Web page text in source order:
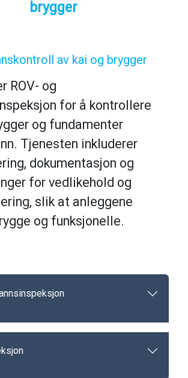
brygger
av kai og brygger
ROV- og
for å kontrollere
og fundamenter
Tjenesten inkluderer
dokumentasjon og
for vedlikehold og
slik at anleggene
og funksjonelle.